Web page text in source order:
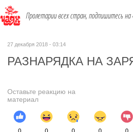
Пролетарии всех стран, подпишитесь на
27 декабря 2018 - 03:14
РАЗНАРЯДКА НА
Оставьте реакцию на
материал